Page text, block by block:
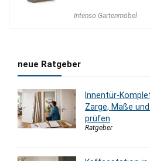
Intenso Gartenmöbel
neue Ratgeber
Innentür-
Zarge, Maße
prüfen
Ratgeber